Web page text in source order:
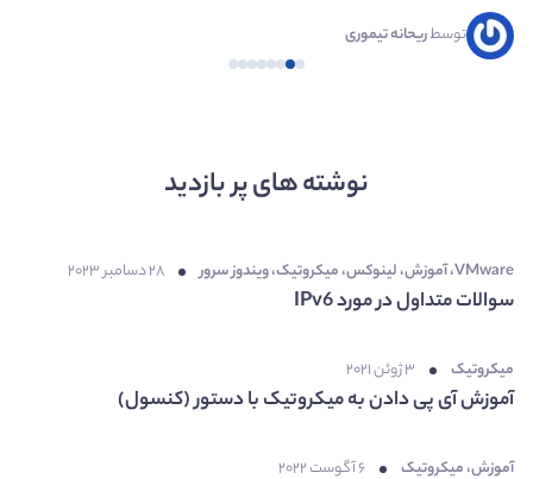
توسطریحانه تیموریتوسطحسین زاهدیتوسطریحانه تیموریتوسطحسین زاهدیتوسطریحانه تیموریتوسطریحانه تیموریتوسطریحانه تیموریتوسطریحانه تیموریتوسطریحانه تیموریتوسطحسین زاهدی
نوشته های پر بازدید
VMware،آموزش،لینوکس،میکروتیک،ویندوز سرور ۲۸ دسامبر ۲۰۲۳
سوالات متداول در مورد IPv6
میکروتیک ۳ ژوئن ۲۰۲۱
آموزش آی پی دادن به میکروتیک با دستور (کنسول)
آموزش،میکروتیک ۶ آگوست ۲۰۲۲